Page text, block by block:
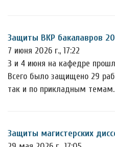
Защиты ВКР бакалавров
7 июня 2026 г., 17:22
3 и 4 июня на кафедре
Всего было защищено 29
так и по прикладным
Защиты магистерских